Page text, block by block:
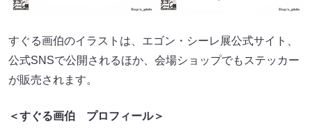
すぐる画伯のイラストは、エゴン・シーレ展公式サイト、
公式SNSで公開されるほか、会場ショップでもステッカー
が販売されます。
＜すぐる画伯 プロフィール＞